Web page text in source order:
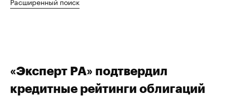
«Эксперт РА» подтвердил
кредитные рейтинги облигаций